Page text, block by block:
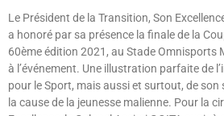
Le Président de la Transition, Son
a honoré par sa présence la finale de la
60ème édition 2021, au Stade Omnisports
à l’événement. Une illustration parfaite de
pour le Sport, mais aussi et surtout, de
la cause de la jeunesse malienne. Pour la